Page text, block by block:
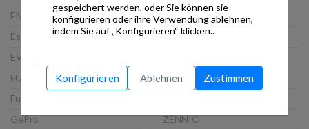
ENERTEX
Esylux
EVOLUTION
FUTURASMUS
Futurasmus GmbH
GePro
VLINCA
Wago
WHD
ZENNIO
gespeichert werden, oder Sie können sie
konfigurieren oder ihre Verwendung ablehnen,
indem Sie auf „Konfigurieren“ klicken..
Konfigurieren Ablehnen Zustimmen